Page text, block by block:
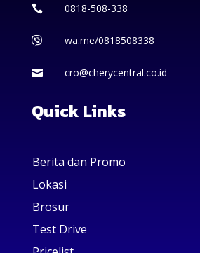
 0818-508-338
 wa.me/0818508338
 cro@cherycentral.co.id
Quick Links
Berita dan Promo
Lokasi
Brosur
Test Drive